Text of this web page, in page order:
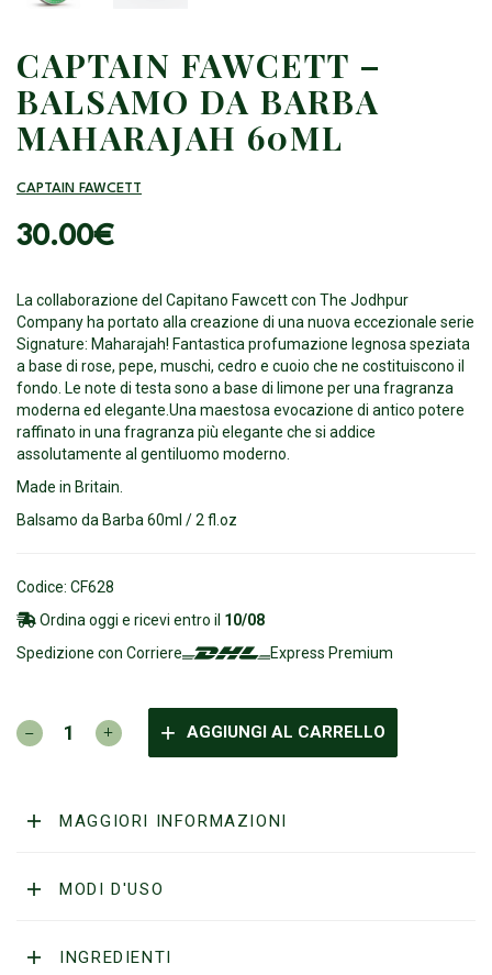
CAPTAIN FAWCETT –
BALSAMO DA BARBA
MAHARAJAH 60ML
CAPTAIN FAWCETT
La collaborazione del Capitano Fawcett con The Jodhpur
Company ha portato alla creazione di una nuova eccezionale serie
Signature: Maharajah! Fantastica profumazione legnosa speziata
a base di rose, pepe, muschi, cedro e cuoio che ne costituiscono il
fondo. Le note di testa sono a base di limone per una fragranza
moderna ed elegante.Una maestosa evocazione di antico potere
raffinato in una fragranza più elegante che si addice
assolutamente al gentiluomo moderno.
Made in Britain.
Balsamo da Barba 60ml / 2 fl.oz
Codice: CF628
Ordina oggi e ricevi entro il 10/08
Spedizione con Corriere
Express Premium
30.00€
CAPTAIN
FAWCETT
60ml
AGGIUNGI AL CARRELLO
MAGGIORI INFORMAZIONI
MODI D'USO
INGREDIENTI